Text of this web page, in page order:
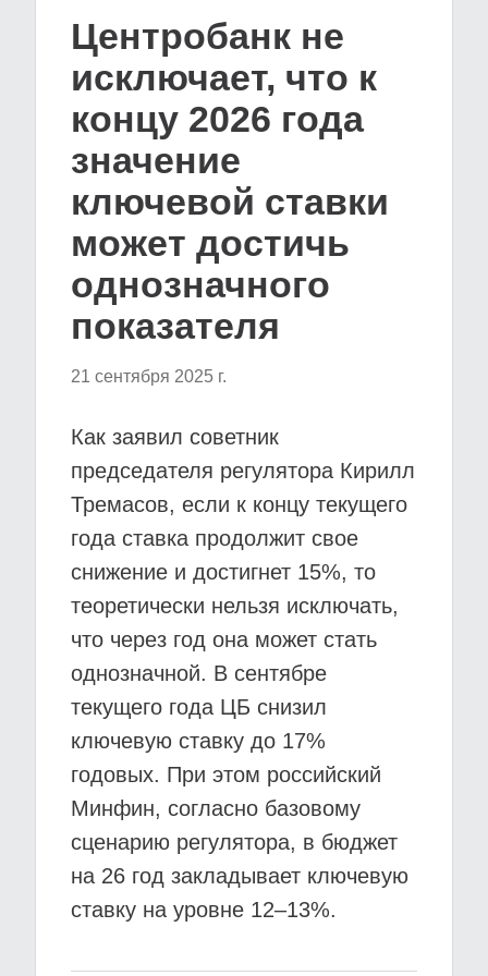
Центробанк не
исключает, что к
концу 2026 года
значение
ключевой ставки
может достичь
однозначного
показателя
21 сентября 2025 г.
Как заявил советник
председателя регулятора Кирилл
Тремасов, если к концу текущего
года ставка продолжит свое
снижение и достигнет 15%, то
теоретически нельзя исключать,
что через год она может стать
однозначной. В сентябре
текущего года ЦБ снизил
ключевую ставку до 17%
годовых. При этом российский
Минфин, согласно базовому
сценарию регулятора, в бюджет
на 26 год закладывает ключевую
ставку на уровне 12–13%.